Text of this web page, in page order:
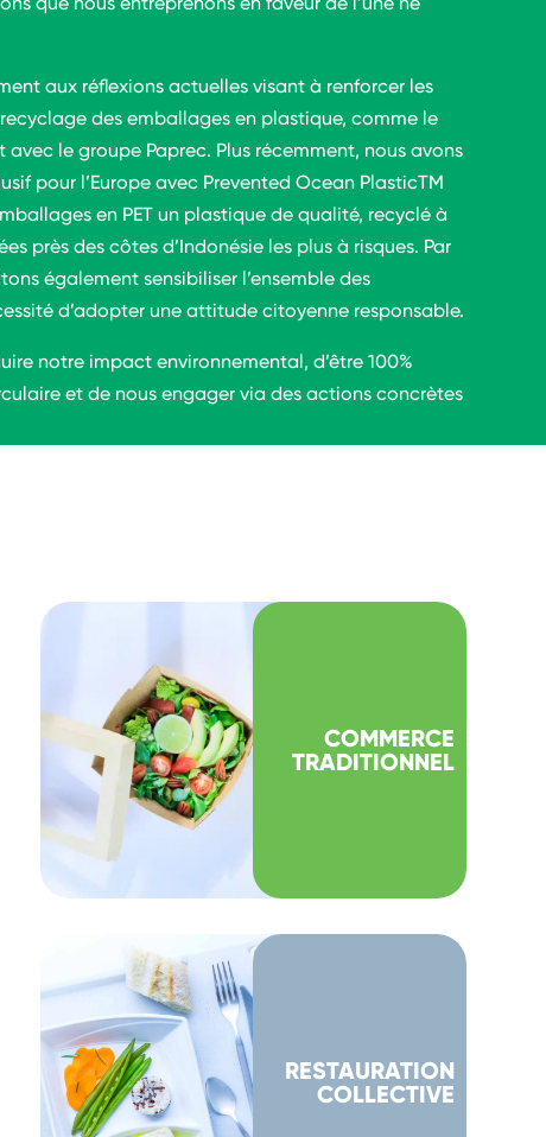
aux réflexions actuelles visant à renforcer les
des emballages en plastique, comme le
le groupe Paprec. Plus récemment, nous avons
pour l’Europe avec Prevented Ocean PlasticTM
en PET un plastique de qualité, recyclé à
près des côtes d’Indonésie les plus à risques. Par
également sensibiliser l’ensemble des
d’adopter une attitude citoyenne responsable.
notre impact environnemental, d’être 100%
et de nous engager via des actions concrètes
COMMERCE
TRADITIONNEL
RESTAURATION
COLLECTIVE